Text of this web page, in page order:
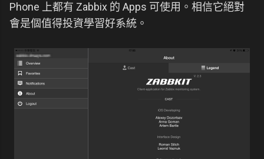
Phone 上都有 Zabbix 的 Apps 可使用。相信它絕對
會是個值得投資學習好系統。